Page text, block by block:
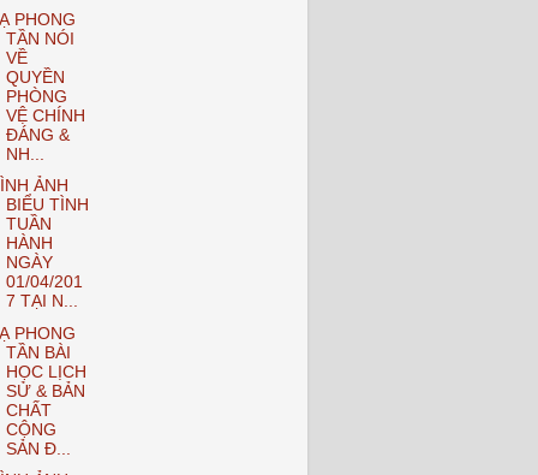
PHONG
TẦN NÓI
VỀ
QUYỀN
PHÒNG
VỆ CHÍNH
ĐÁNG &
NH...
ẢNH
BIỂU TÌNH
TUẦN
HÀNH
NGÀY
01/04/201
7 TẠI N...
PHONG
TẦN BÀI
HỌC LỊCH
SỬ & BẢN
CHẤT
CỘNG
SẢN Đ...